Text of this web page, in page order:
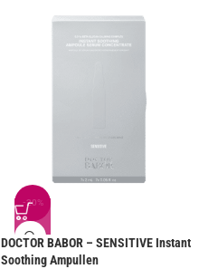
-20%
DOCTOR BABOR – SENSITIVE Instant
Soothing Ampullen